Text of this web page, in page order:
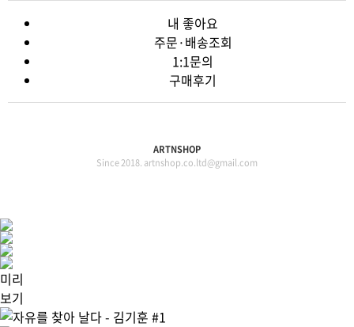
내 좋아요
주문·배송조회
1:1문의
구매후기
ARTNSHOP
Since 2018. artnshop.co.ltd@gmail.com
미리
보기